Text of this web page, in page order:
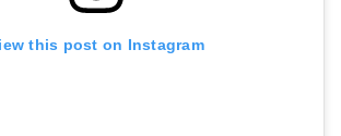
this post on Instagram